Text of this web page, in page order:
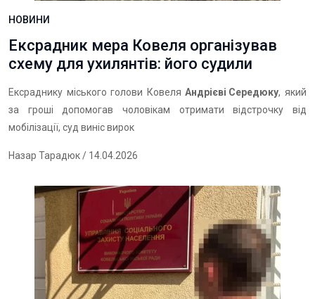
НОВИНИ
Ексрадник мера Ковеля організував
схему для ухилянтів: його судили
Ексраднику міського голови КовеляАндрієві Середюку, який
за гроші допомогав чоловікам отримати відстрочку від
мобілізації, суд виніс вирок
Назар Тарадюк/ 14.04.2026